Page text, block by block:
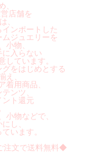
、
店舗を
、
ンポートした
ムジュエリーを
小物、
に入らない
しています。
をはじめとする
え、
着用商品、
ンツ、
ント還元
小物などで、
し、
います。
注文で送料無料◆